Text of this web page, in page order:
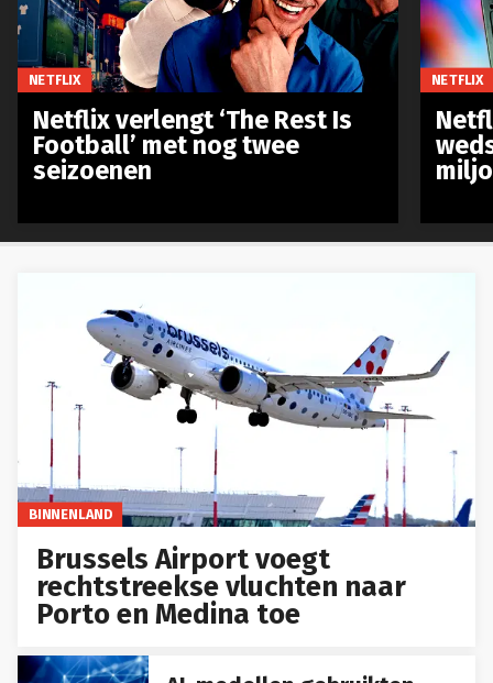
BINNENLAND
Brussels Airport voegt
rechtstreekse vluchten naar
Porto en Medina toe
NETFLIX
Netflix verlengt ‘The Rest Is
Football’ met nog twee
seizoenen
NETFLIX